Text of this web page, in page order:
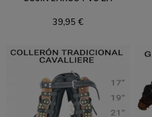
39,95 €
Añadir al carrito